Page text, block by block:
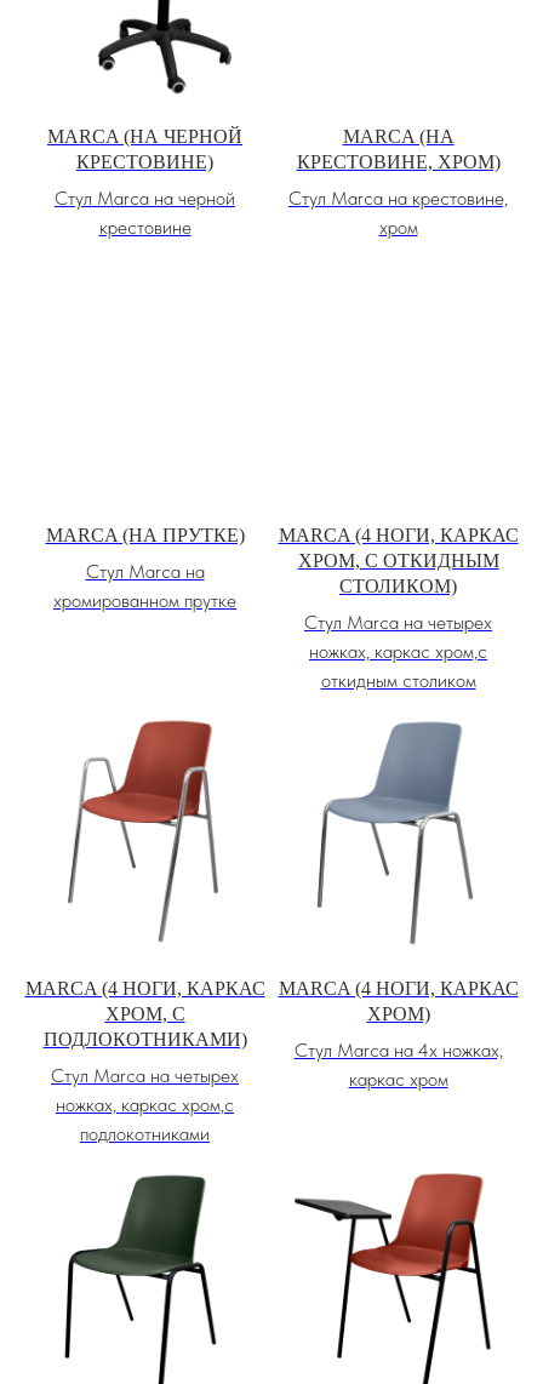
MARCA (НА ЧЕРНОЙ
КРЕСТОВИНЕ)
Стул Marca на черной
крестовине
MARCA (НА
КРЕСТОВИНЕ, ХРОМ)
Стул Marca на крестовине,
хром
MARCA (НА ПРУТКЕ)
Стул Marca на
хромированном прутке
MARCA (4 НОГИ, КАРКАС
ХРОМ, С ОТКИДНЫМ
СТОЛИКОМ)
Стул Marca на четырех
ножках, каркас хром,с
откидным столиком
MARCA (4 НОГИ, КАРКАС
ХРОМ, С
ПОДЛОКОТНИКАМИ)
Стул Marca на четырех
ножках, каркас хром,с
подлокотниками
MARCA (4 НОГИ, КАРКАС
ХРОМ)
Стул Marca на 4х ножках,
каркас хром